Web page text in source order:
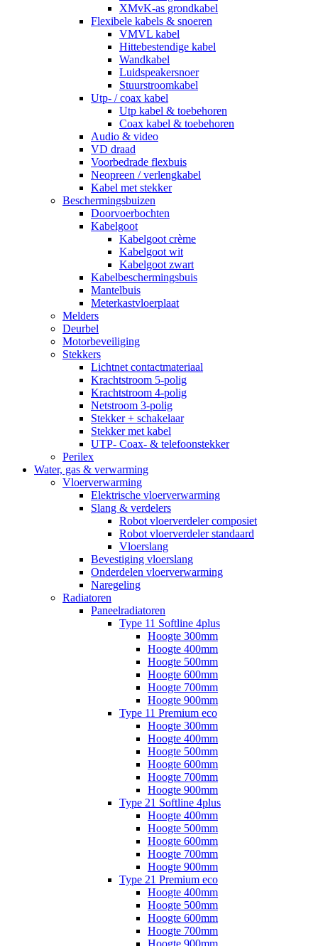
XMvK-as grondkabel
Flexibele kabels & snoeren
VMVL kabel
Hittebestendige kabel
Wandkabel
Luidspeakersnoer
Stuurstroomkabel
Utp- / coax kabel
Utp kabel & toebehoren
Coax kabel & toebehoren
Audio & video
VD draad
Voorbedrade flexbuis
Neopreen / verlengkabel
Kabel met stekker
Beschermingsbuizen
Doorvoerbochten
Kabelgoot
Kabelgoot crème
Kabelgoot wit
Kabelgoot zwart
Kabelbeschermingsbuis
Mantelbuis
Meterkastvloerplaat
Melders
Deurbel
Motorbeveiliging
Stekkers
Lichtnet contactmateriaal
Krachtstroom 5-polig
Krachtstroom 4-polig
Netstroom 3-polig
Stekker + schakelaar
Stekker met kabel
UTP- Coax- & telefoonstekker
Perilex
Water, gas & verwarming
Vloerverwarming
Elektrische vloerverwarming
Slang & verdelers
Robot vloerverdeler composiet
Robot vloerverdeler standaard
Vloerslang
Bevestiging vloerslang
Onderdelen vloerverwarming
Naregeling
Radiatoren
Paneelradiatoren
Type 11 Softline 4plus
Hoogte 300mm
Hoogte 400mm
Hoogte 500mm
Hoogte 600mm
Hoogte 700mm
Hoogte 900mm
Type 11 Premium eco
Hoogte 300mm
Hoogte 400mm
Hoogte 500mm
Hoogte 600mm
Hoogte 700mm
Hoogte 900mm
Type 21 Softline 4plus
Hoogte 400mm
Hoogte 500mm
Hoogte 600mm
Hoogte 700mm
Hoogte 900mm
Type 21 Premium eco
Hoogte 400mm
Hoogte 500mm
Hoogte 600mm
Hoogte 700mm
Hoogte 900mm